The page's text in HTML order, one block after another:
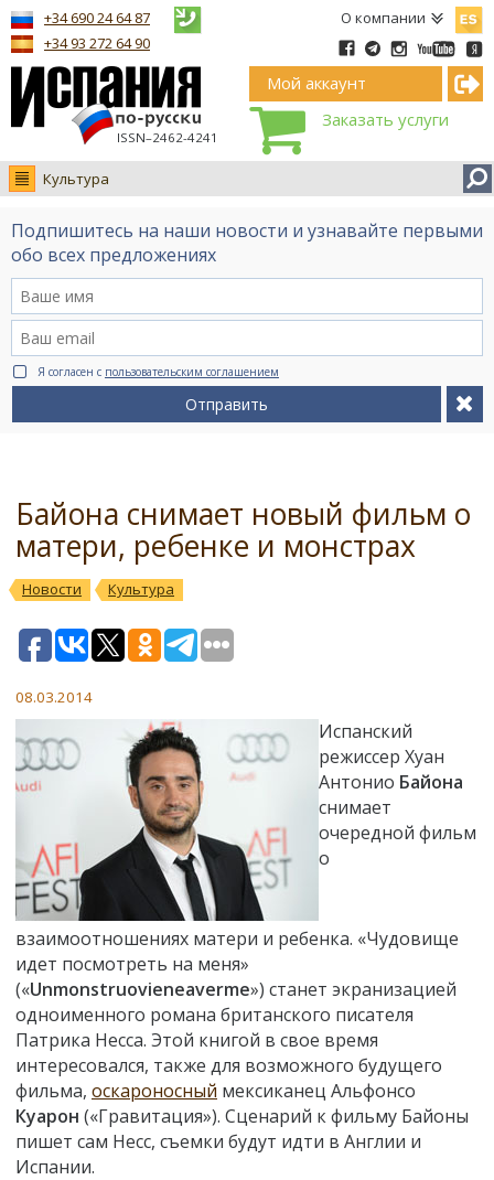
О компании
ISSN–2462-4241
+34 690 24 64 87
+34 93 272 64 90
Мой аккаунт
Заказать услуги
Культура
Новости
Интервью
Видео Ruso.TV
BCN life
Сервис на немецком
Подпишитесь на наши новости и узнавайте первыми
обо всех предложениях
Я согласен с пользовательским соглашением
Отправить
Байона снимает новый фильм о
матери, ребенке и монстрах
Новости Культура
08.03.2014
Испанский
режиссер Хуан
Антонио Байона
снимает
очередной фильм
о
взаимоотношениях матери и ребенка. «Чудовище
идет посмотреть на меня»
(«Unmonstruovieneaverme») станет экранизацией
одноименного романа британского писателя
Патрика Несса. Этой книгой в свое время
интересовался, также для возможного будущего
фильма, оскароносный мексиканец Альфонсо
Куарон («Гравитация»). Сценарий к фильму Байоны
пишет сам Несс, съемки будут идти в Англии и
Испании.